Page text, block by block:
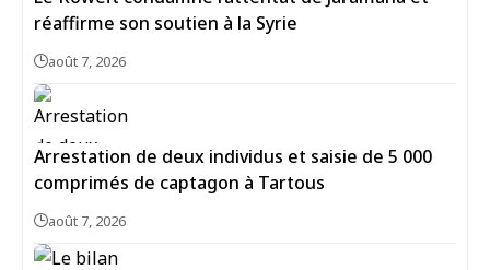
réaffirme son soutien à la Syrie
août 7, 2026
Arrestation de deux individus et saisie de 5 000
comprimés de captagon à Tartous
août 7, 2026